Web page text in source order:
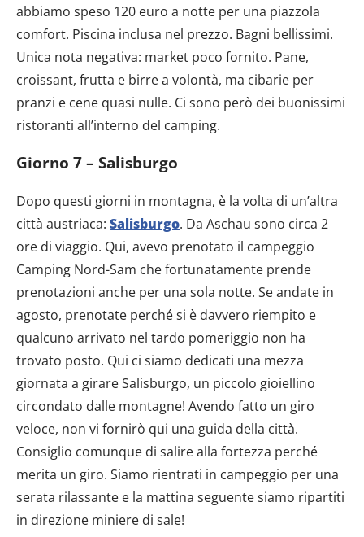
abbiamo speso 120 euro a notte per una piazzola
comfort. Piscina inclusa nel prezzo. Bagni bellissimi.
Unica nota negativa: market poco fornito. Pane,
croissant, frutta e birre a volontà, ma cibarie per
pranzi e cene quasi nulle. Ci sono però dei buonissimi
ristoranti all’interno del camping.
Giorno 7 – Salisburgo
Dopo questi giorni in montagna, è la volta di un’altra
città austriaca: Salisburgo. Da Aschau sono circa 2
ore di viaggio. Qui, avevo prenotato il campeggio
Camping Nord-Sam che fortunatamente prende
prenotazioni anche per una sola notte. Se andate in
agosto, prenotate perché si è davvero riempito e
qualcuno arrivato nel tardo pomeriggio non ha
trovato posto. Qui ci siamo dedicati una mezza
giornata a girare Salisburgo, un piccolo gioiellino
circondato dalle montagne! Avendo fatto un giro
veloce, non vi fornirò qui una guida della città.
Consiglio comunque di salire alla fortezza perché
merita un giro. Siamo rientrati in campeggio per una
serata rilassante e la mattina seguente siamo ripartiti
in direzione miniere di sale!